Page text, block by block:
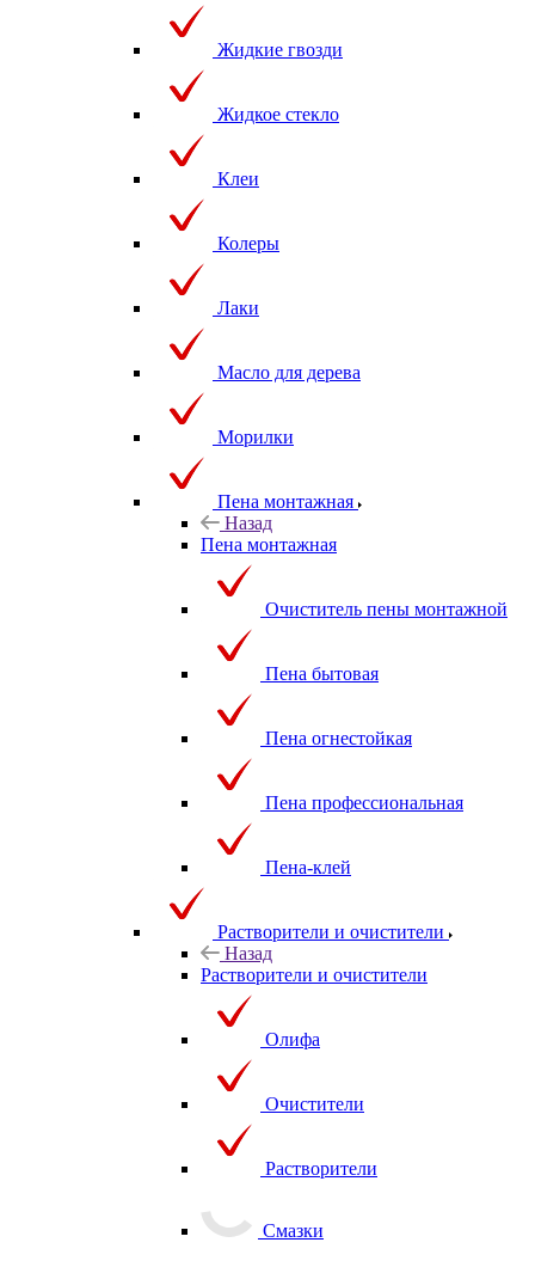
Жидкие гвозди
Жидкое стекло
Клеи
Колеры
Лаки
Масло для дерева
Морилки
Пена монтажная
Назад
Пена монтажная
Очиститель пены монтажной
Пена бытовая
Пена огнестойкая
Пена профессиональная
Пена-клей
Растворители и очистители
Назад
Растворители и очистители
Олифа
Очистители
Растворители
Смазки